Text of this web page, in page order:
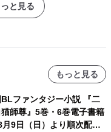
と見る
もっと見る
ファンタジー小説 『二
師尊』5巻・6巻電子書籍
9日（日）より順次配信